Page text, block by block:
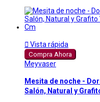
 Vista rápida
Compra Ahora
Meyvaser
Mesita de noche -
Salón, Natural y